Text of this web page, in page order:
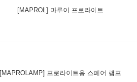
[MAPROL] 마루이 프로라이트
[MAPROLAMP] 프로라이트용 스페어 램프